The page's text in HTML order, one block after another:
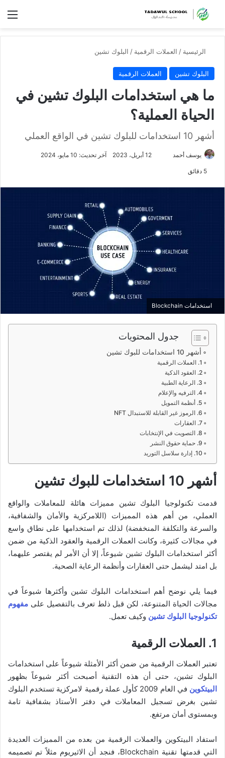
الرئيسية / العملات الرقمية / البلوك تشين
البلوك تشين العملات الرقمية
ما هي استخدامات البلوك تشين في
الحياة العملية؟
أشهر 10 استخدامات للبلوك تشين في الواقع العملي
يوسف أحمد 12 أبريل، 2023 آخر تحديث: 10 مايو، 2024
استخدامات Blockchain
جدول المحتويات
أشهر 10 استخدامات للبوك تشين
1. العملات الرقمية
2. العقود الذكية
3. الرعاية الطبية
4. الترفيه والإعلام
5. أنظمة التمويل
6. الرموز غير القابلة للاستبدال NFT
7. العقارات
8. التصويت في الإنتخابات
9. حماية حقوق النشر
10. إدارة سلاسل التوريد
أشهر 10 استخدامات للبوك تشين
قدمت تكنولوجيا البلوك تشين مميزات هائلة للمعاملات والواقع
العملي، من أهم هذه المميزات (اللامركزية والأمان والشفافية،
والسرعة والتكلفة المنخفضة) لذلك تم استخدامها على نطاق واسع
في مجالات كثيرة، وكانت العملات الرقمية والعقود الذكية من ضمن
أكثر استخدامات البلوك تشين شيوعاً، إلا أن الأمر لم يقتصر عليهما،
بل امتد ليشمل حتى العقارات وأنظمة الرعاية الصحية.
فيما يلي نوضح أهم استخدامات البلوك تشين وأكثرها شيوعاً في
مجالات الحياة المتنوعة، لكن قبل ذلط تعرف بالتفصيل على مفهوم
تكنولوجيا البلوك تشين وكيف تعمل.
1. العملات الرقمية
تعتبر العملات الرقمية من ضمن أكثر الأمثلة شيوعاً على استخدامات
البلوك تشين، حتى أن هذه التقنية أصبحت أكثر شيوعاً بظهور
البيتكوين
في العام 2009 كأول عملة رقمية لامركزية تستخدم البلوك
تشين بغرض تسجيل المعاملات في دفتر الأستاذ بشفافية تامة
وبمستوى أمان مرتفع.
استفاد البيتكوين والعملات الرقمية من بعده من المميزات العديدة
التي قدمتها تقنية Blockchain، فنجد أن الاثيريوم مثلاً تم تصميمه